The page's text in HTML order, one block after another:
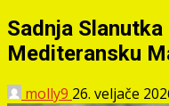
Sadnja
Mediteransku
molly9 26. veljače